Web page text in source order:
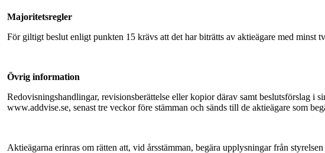
Majoritetsregler
För giltigt beslut enligt punkten 15 krävs att det har biträtts av aktieägare med minst
Övrig information
Redovisningshandlingar, revisionsberättelse eller kopior därav samt beslutsförslag i
www.addvise.se, senast tre veckor före stämman och sänds till de aktieägare som
Aktieägarna erinras om rätten att, vid årsstämman, begära upplysningar från